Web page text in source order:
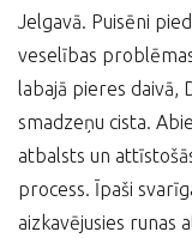
Jelgavā. Puisēni
veselības
labajā pieres daivā,
smadzeņu cista.
atbalsts un
process. Īpaši
aizkavējusies runas